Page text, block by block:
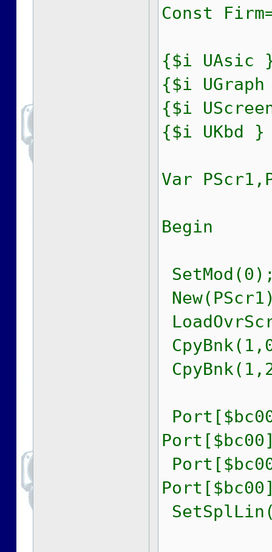
Const
{$i UAsic
{$i
{$i
{$i UKbd }
Var
Begin